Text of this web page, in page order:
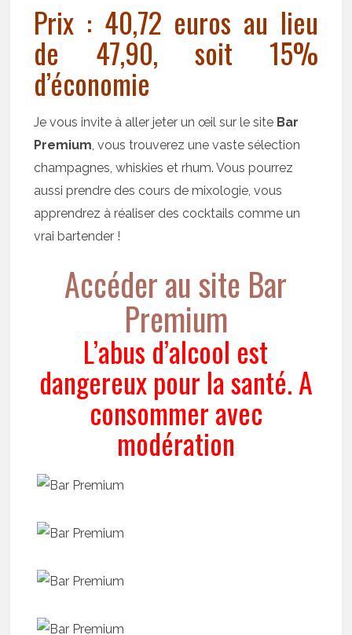
Prix : 40,72 euros au lieu
de 47,90, soit 15%
d’économie
Je vous invite à aller jeter un œil sur le site Bar
Premium, vous trouverez une vaste sélection
champagnes, whiskies et rhum. Vous pourrez
aussi prendre des cours de mixologie, vous
apprendrez à réaliser des cocktails comme un
vrai bartender !
Accéder au site Bar
Premium
L’abus d’alcool est
dangereux pour la santé. A
consommer avec
modération